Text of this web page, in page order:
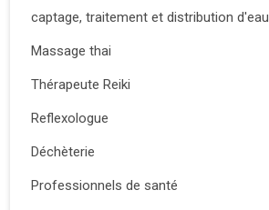
captage, traitement et distribution d'eau
Massage thai
Thérapeute Reiki
Reflexologue
Déchèterie
Professionnels de santé